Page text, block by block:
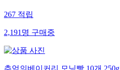
267 적립
2,191 명 구매중
추억의베이커리 모닝빵 10개 250g